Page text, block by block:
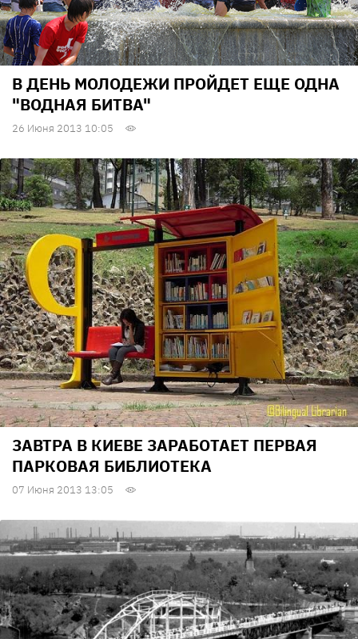
В ДЕНЬ МОЛОДЕЖИ ПРОЙДЕТ ЕЩЕ ОДНА
"ВОДНАЯ БИТВА"
26 Июня 2013 10:05
ЗАВТРА В КИЕВЕ ЗАРАБОТАЕТ ПЕРВАЯ
ПАРКОВАЯ БИБЛИОТЕКА
07 Июня 2013 13:05